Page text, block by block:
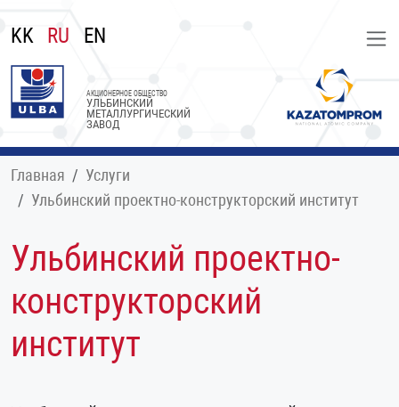
KK RU EN
УЛЬБИНСКИЙ
МЕТАЛЛУРГИЧЕСКИЙ
ЗАВОД
АКЦИОНЕРНОЕ ОБЩЕСТВО
Главная
Услуги
Ульбинский проектно-конструкторский институт
Ульбинский проектно-
конструкторский
институт